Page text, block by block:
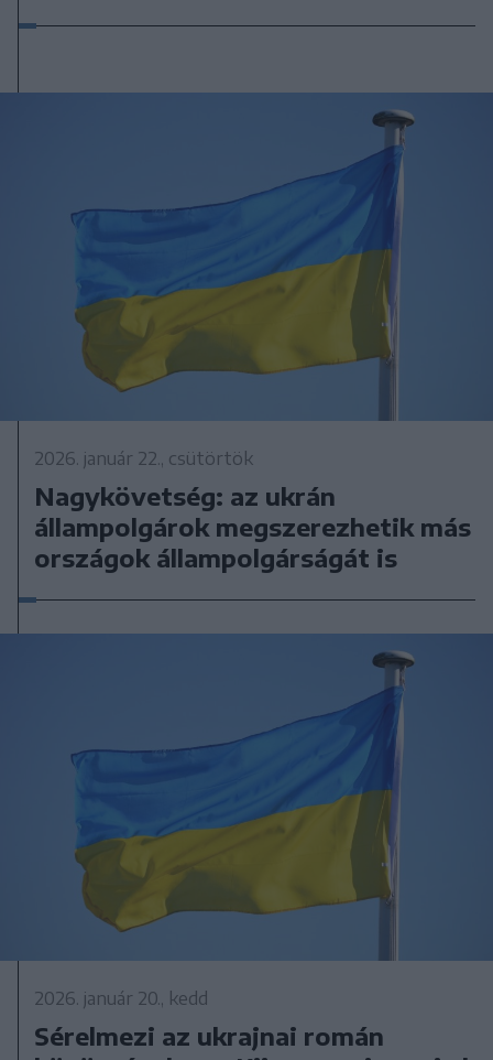
2026. január 22., csütörtök
Nagykövetség: az ukrán
állampolgárok megszerezhetik más
országok állampolgárságát is
2026. január 20., kedd
Sérelmezi az ukrajnai román